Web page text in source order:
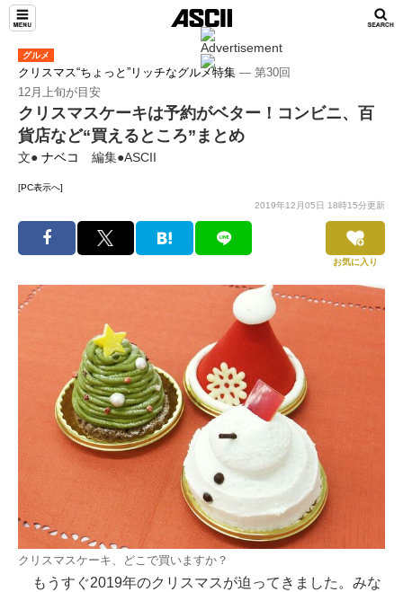
グルメ
クリスマス“ちょっと”リッチなグルメ特集 ― 第30回
12月上旬が目安
クリスマスケーキは予約がベター！コンビニ、百
貨店など“買えるところ”まとめ
文● ナベコ 編集●ASCII
[PC表示へ]
2019年12月05日 18時15分更新
お気に入り
クリスマスケーキ、どこで買いますか？
もうすぐ2019年のクリスマスが迫ってきました。みな